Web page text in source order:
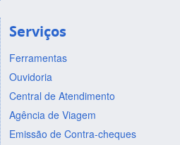
Serviços
Ferramentas
Ouvidoria
Central de Atendimento
Agência de Viagem
Emissão de Contra-cheques